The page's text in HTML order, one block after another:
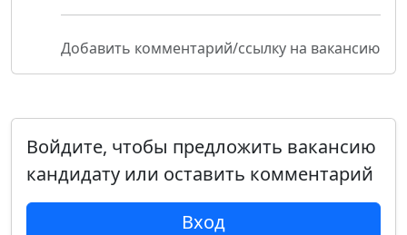
Добавить комментарий/ссылку на вакансию
Войдите, чтобы предложить вакансию
кандидату или оставить комментарий
Вход